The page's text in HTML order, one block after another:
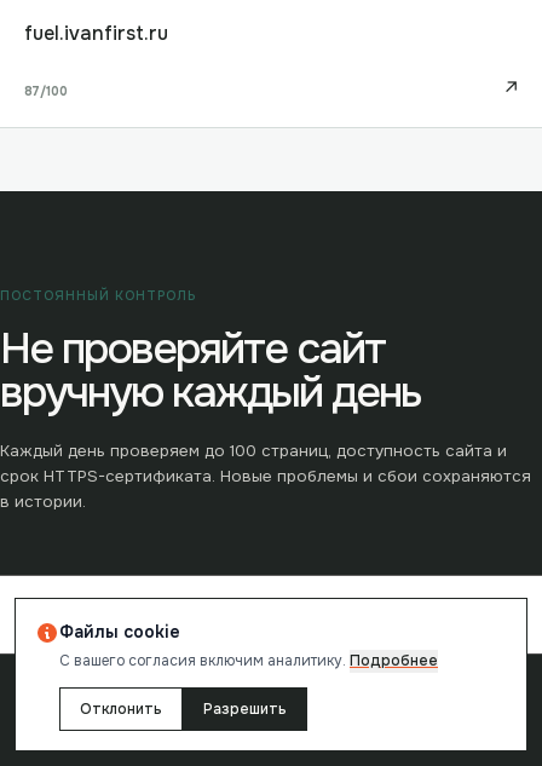
fuel.ivanfirst.ru
87/100 ↗
ПОСТОЯННЫЙ КОНТРОЛЬ
Не проверяйте сайт
вручную каждый день
Каждый день проверяем до 100 страниц, доступность сайта и
срок HTTPS-сертификата. Новые проблемы и сбои сохраняются
в истории.
Разовый аудит от49₽
Файлы cookie
С вашего согласия включим аналитику. Подробнее
Отклонить Разрешить